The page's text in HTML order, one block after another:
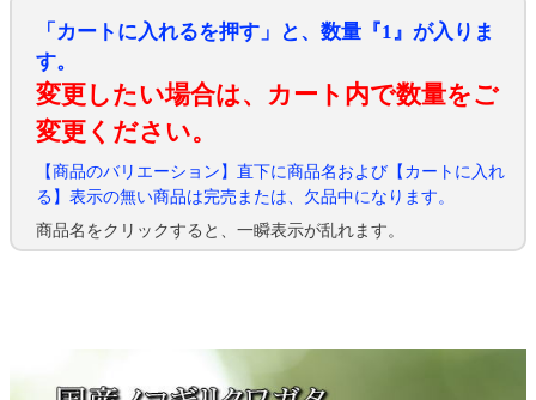
「カートに入れるを押す」と、数量『1』が入りま
す。
変更したい場合は、カート内で数量をご
変更ください。
【商品のバリエーション】直下に商品名および【カートに入れ
る】表示の無い商品は完売または、欠品中になります。
商品名をクリックすると、一瞬表示が乱れます。